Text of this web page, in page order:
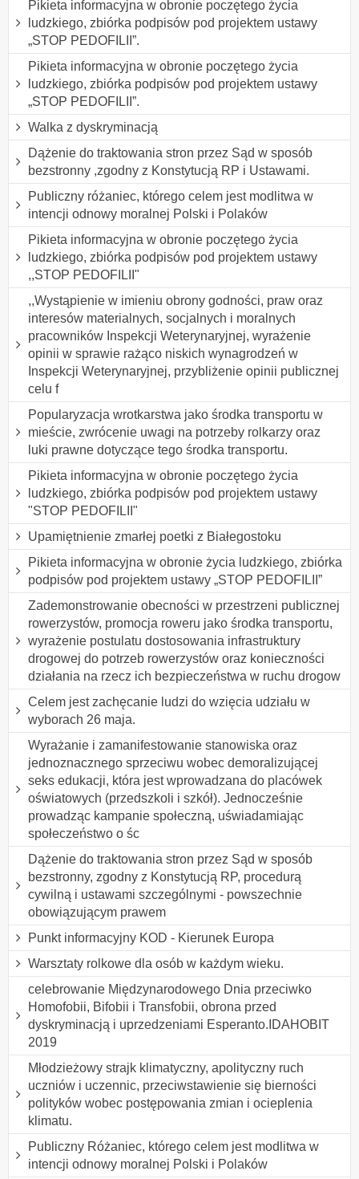
Pikieta informacyjna w obronie poczętego życia
ludzkiego, zbiórka podpisów pod projektem ustawy
„STOP PEDOFILII”.
Pikieta informacyjna w obronie poczętego życia
ludzkiego, zbiórka podpisów pod projektem ustawy
„STOP PEDOFILII”.
Walka z dyskryminacją
Dążenie do traktowania stron przez Sąd w sposób
bezstronny ,zgodny z Konstytucją RP i Ustawami.
Publiczny różaniec, którego celem jest modlitwa w
intencji odnowy moralnej Polski i Polaków
Pikieta informacyjna w obronie poczętego życia
ludzkiego, zbiórka podpisów pod projektem ustawy
,,STOP PEDOFILII"
,,Wystąpienie w imieniu obrony godności, praw oraz
interesów materialnych, socjalnych i moralnych
pracowników Inspekcji Weterynaryjnej, wyrażenie
opinii w sprawie rażąco niskich wynagrodzeń w
Inspekcji Weterynaryjnej, przybliżenie opinii publicznej
celu f
Popularyzacja wrotkarstwa jako środka transportu w
mieście, zwrócenie uwagi na potrzeby rolkarzy oraz
luki prawne dotyczące tego środka transportu.
Pikieta informacyjna w obronie poczętego życia
ludzkiego, zbiórka podpisów pod projektem ustawy
"STOP PEDOFILII"
Upamiętnienie zmarłej poetki z Białegostoku
Pikieta informacyjna w obronie życia ludzkiego, zbiórka
podpisów pod projektem ustawy „STOP PEDOFILII”
Zademonstrowanie obecności w przestrzeni publicznej
rowerzystów, promocja roweru jako środka transportu,
wyrażenie postulatu dostosowania infrastruktury
drogowej do potrzeb rowerzystów oraz konieczności
działania na rzecz ich bezpieczeństwa w ruchu drogow
Celem jest zachęcanie ludzi do wzięcia udziału w
wyborach 26 maja.
Wyrażanie i zamanifestowanie stanowiska oraz
jednoznacznego sprzeciwu wobec demoralizującej
seks edukacji, która jest wprowadzana do placówek
oświatowych (przedszkoli i szkół). Jednocześnie
prowadząc kampanie społeczną, uświadamiając
społeczeństwo o śc
Dążenie do traktowania stron przez Sąd w sposób
bezstronny, zgodny z Konstytucją RP, procedurą
cywilną i ustawami szczególnymi - powszechnie
obowiązującym prawem
Punkt informacyjny KOD - Kierunek Europa
Warsztaty rolkowe dla osób w każdym wieku.
celebrowanie Międzynarodowego Dnia przeciwko
Homofobii, Bifobii i Transfobii, obrona przed
dyskryminacją i uprzedzeniami Esperanto.IDAHOBIT
2019
Młodzieżowy strajk klimatyczny, apolityczny ruch
uczniów i uczennic, przeciwstawienie się bierności
polityków wobec postępowania zmian i ocieplenia
klimatu.
Publiczny Różaniec, którego celem jest modlitwa w
intencji odnowy moralnej Polski i Polaków